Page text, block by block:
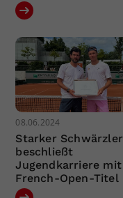
08.06.2024
Starker Schwärzler
beschließt
Jugendkarriere mit
French-Open-Titel